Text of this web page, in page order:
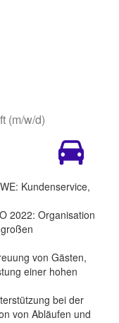
(m/w/d)
Kundenservice,
2022: Organisation
von Gästen,
einer hohen
bei der
von Abläufen und